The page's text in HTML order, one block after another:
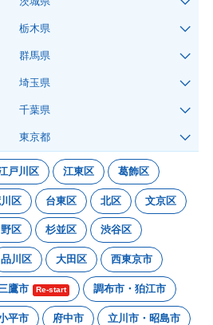
栃木県
群馬県
埼玉県
千葉県
東京都
戸川区 江東区 葛飾区
区 台東区 北区 文京区
区 杉並区 渋谷区
品川区 大田区 西東京市
鷹市 Re-start 調布市・狛江市
平市 府中市 立川市・昭島市